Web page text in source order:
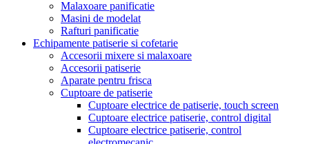
Malaxoare panificatie
Masini de modelat
Rafturi panificatie
Echipamente patiserie si cofetarie
Accesorii mixere si malaxoare
Accesorii patiserie
Aparate pentru frisca
Cuptoare de patiserie
Cuptoare electrice de patiserie, touch screen
Cuptoare electrice patiserie, control digital
Cuptoare electrice patiserie, control